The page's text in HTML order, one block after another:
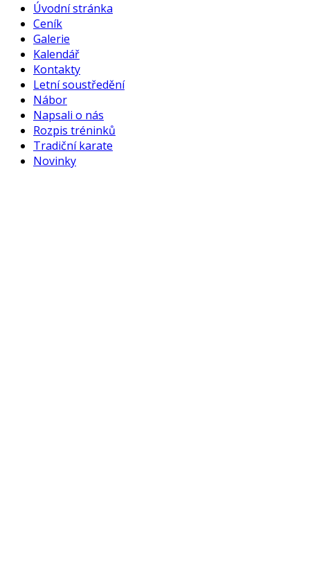
Úvodní stránka
Ceník
Galerie
Kalendář
Kontakty
Letní soustředění
Nábor
Napsali o nás
Rozpis tréninků
Tradiční karate
Novinky